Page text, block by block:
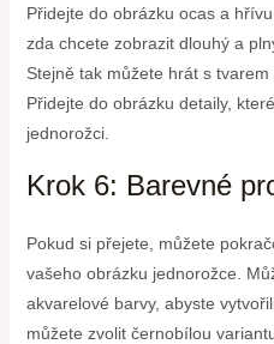
Přidejte do obrázku ocas a
zda chcete zobrazit dlouhý a
Stejně tak můžete hrát s
Přidejte do obrázku detaily,
jednorožci.
Krok 6: Barevné
Pokud si přejete, můžete
vašeho obrázku jednorožce.
akvarelové barvy, abyste
můžete zvolit černobílou